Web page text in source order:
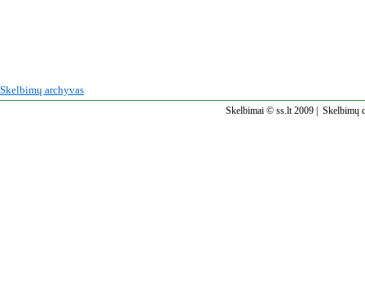
Skelbimų archyvas
Skelbimai © ss.lt 2009 | Skelbimų